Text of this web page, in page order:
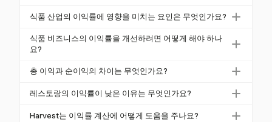
라 크게 달라질 수 있습니다. 패스트 캐주얼 레스토랑
보통 2-6%를 기록합니다.
이익률은 순이익을 총 수익으로 나눈 후 100을 곱하여
뺀 총 이익에서 모든 운영 비용을 차감하여 결정됩니
다.
식품 산업의 이익률에 영향을 미치는 요인은 무엇인가요?
식품 산업의 이익률은 식품 비용, 인건비, 간접비 및 판
매 전략과 같은 요인에 영향을 받습니다. 예를 들어, 높
인 관리와 스마트한 가격 책정은 이를 향상시킬 수 있
습니다.
식품 비즈니스의 이익률을 개선하려면 어떻게 해야 하나
요?
이익률 개선은 메뉴 가격 최적화, 식품 폐기물 감소, 인
및 판매 데이터에 대한 기술 활용도 수익성을 높이는
총 이익과 순이익의 차이는 무엇인가요?
총 이익은 매출원가(COGS)를 차감한 후 남은 수익으
모든 운영 비용을 차감한 값으로, 전체 비즈니스 건강
레스토랑의 이익률이 낮은 이유는 무엇인가요?
레스토랑의 이익률이 낮은 이유는 식품, 인건비, 임대
Harvest는 이익률 계산에 어떻게 도움을 주나요?